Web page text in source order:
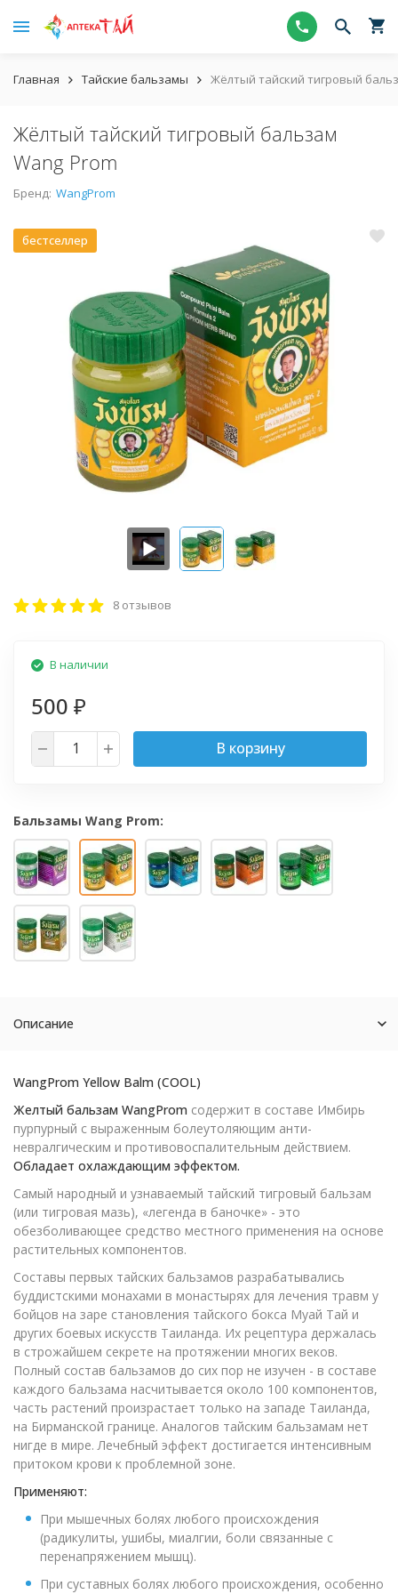
Главная Тайские бальзамы Жёлтый тайский тигровый
Жёлтый тайский тигровый бальзам
Wang Prom
Бренд: WangProm
бестселлер
8 отзывов
В наличии
500 ₽
В корзину
Бальзамы Wang Prom:
Описание
WangProm Yellow Balm (COOL)
Желтый бальзам WangProm содержит в составе Имбирь
пурпурный с выраженным болеутоляющим анти-
невралгическим и противовоспалительным действием.
Обладает охлаждающим эффектом.
Самый народный и узнаваемый тайский тигровый бальзам
(или тигровая мазь), «легенда в баночке» - это
обезболивающее средство местного применения на основе
растительных компонентов.
Составы первых тайских бальзамов разрабатывались
буддистскими монахами в монастырях для лечения травм у
бойцов на заре становления тайского бокса Муай Тай и
других боевых искусств Таиланда. Их рецептура держалась
в строжайшем секрете на протяжении многих веков.
Полный состав бальзамов до сих пор не изучен - в составе
каждого бальзама насчитывается около 100 компонентов,
часть растений произрастает только на западе Таиланда,
на Бирманской границе. Аналогов тайским бальзамам нет
нигде в мире. Лечебный эффект достигается интенсивным
притоком крови к проблемной зоне.
Применяют:
При мышечных болях любого происхождения
(радикулиты, ушибы, миалгии, боли связанные с
перенапряжением мышц).
При суставных болях любого происхождения, особенно